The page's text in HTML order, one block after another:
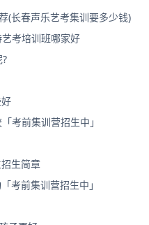
(长春声乐艺考集训要多少钱)
考培训班哪家好
考前集训营招生中」
生简章
考前集训营招生中」